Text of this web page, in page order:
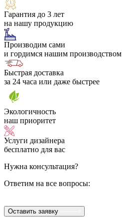
Гарантия до 3 лет
на нашу продукцию
Производим сами
и гордимся нашим производством
Быстрая доставка
за 24 часа или даже быстрее
Экологичность
наш приоритет
Услуги дизайнера
бесплатно для вас
Нужна консультация?
Ответим на все вопросы:
Оставить заявку